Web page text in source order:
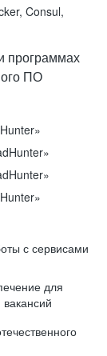
Consul,
программах
ПО
с сервисами
для